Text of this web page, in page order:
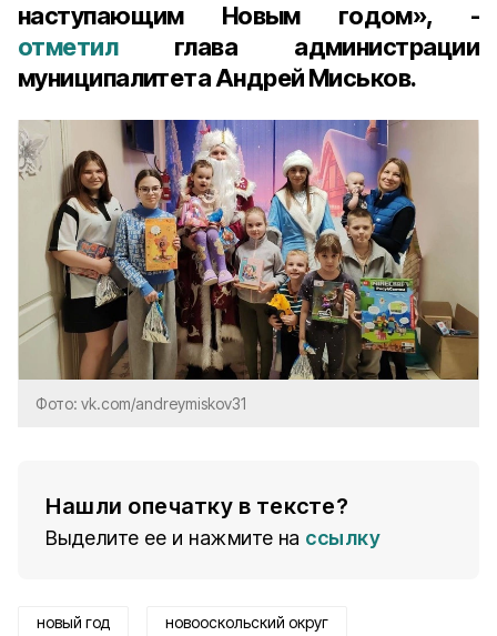
наступающим Новым годом», -
отметилглава администрации
муниципалитета Андрей Миськов.
Фото: vk.com/andreymiskov31
Нашли опечатку в тексте?
Выделите ее и нажмите на ссылку
новый год новооскольский округ